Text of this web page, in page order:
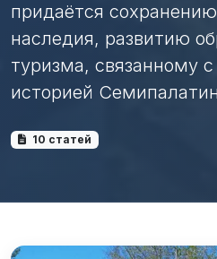
придаётся
наследия, развитию
туризма, связанному
историей
10 статей